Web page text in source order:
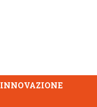
INNOVAZIONE